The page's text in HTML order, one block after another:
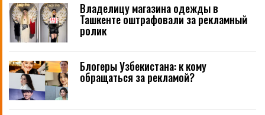
Владелицу магазина одежды в
Ташкенте оштрафовали за рекламный
ролик
Блогеры Узбекистана: к кому
обращаться за рекламой?